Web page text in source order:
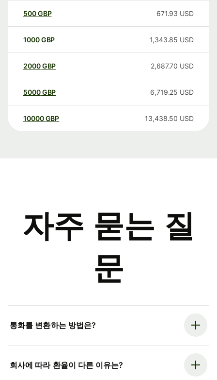
500GBP 671.93 USD
1000GBP 1,343.85 USD
2000GBP 2,687.70 USD
5000GBP 6,719.25 USD
10000 GBP 13,438.50 USD
자주 묻는 질
문
통화를 변환하는 방법은?
회사에 따라 환율이 다른 이유는?